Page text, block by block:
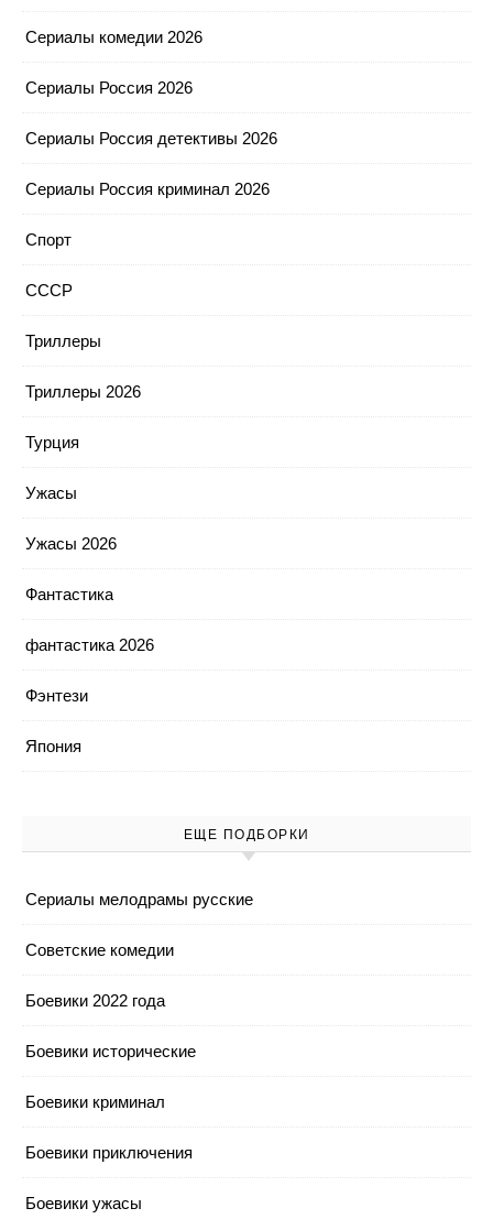
Сериалы комедии 2026
Сериалы Россия 2026
Сериалы Россия детективы 2026
Сериалы Россия криминал 2026
Спорт
СССР
Триллеры
Триллеры 2026
Турция
Ужасы
Ужасы 2026
Фантастика
фантастика 2026
Фэнтези
Япония
ЕЩЕ ПОДБОРКИ
Cериалы мелодрамы русские
Cоветские комедии
Боевики 2022 года
Боевики исторические
Боевики криминал
Боевики приключения
Боевики ужасы